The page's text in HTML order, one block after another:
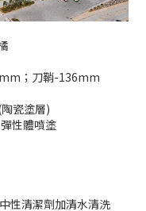
；刀鞘-136mm
瓷塗層)
體噴塗
性清潔劑加清水清洗